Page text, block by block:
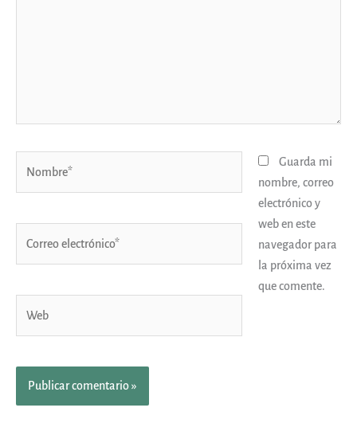
Guarda mi
nombre, correo
electrónico y
web en este
navegador para
la próxima vez
que comente.